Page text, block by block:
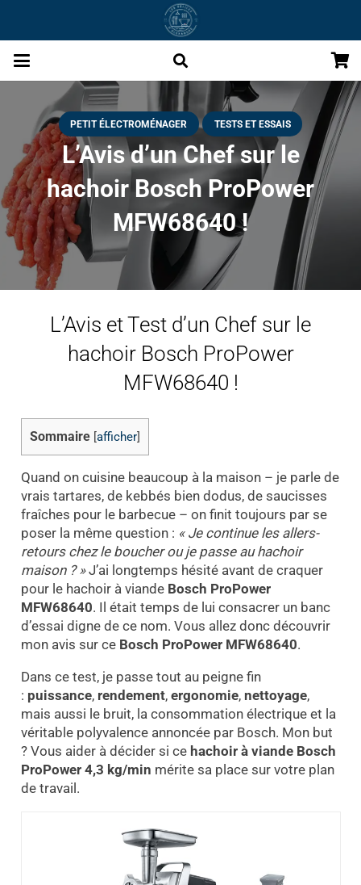
PETIT ÉLECTROMÉNAGER TESTS ET ESSAIS
L’Avis d’un Chef sur le
hachoir Bosch ProPower
MFW68640 !
L’Avis et Test d’un Chef sur le
hachoir Bosch ProPower
MFW68640 !
Sommaire afficher]
Quand on cuisine beaucoup à la maison – je parle de
vrais tartares, de kebbés bien dodus, de saucisses
fraîches pour le barbecue – on finit toujours par se
poser la même question : « Je continue les allers-
retours chez le boucher ou je passe au hachoir
maison ? »J’ai longtemps hésité avant de craquer
pour le hachoir à viande Bosch ProPower
MFW68640. Il était temps de lui consacrer un banc
d’essai digne de ce nom. Vous allez donc découvrir
mon avis sur ce Bosch ProPower MFW68640.
Dans ce test, je passe tout au peigne fin
: puissance, rendement, ergonomie, nettoyage,
mais aussi le bruit, la consommation électrique et la
véritable polyvalence annoncée par Bosch. Mon but
? Vous aider à décider si ce hachoir à viande Bosch
ProPower 4,3 kg/min mérite sa place sur votre plan
de travail.